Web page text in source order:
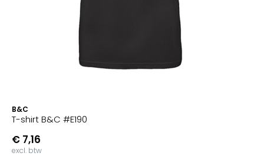
B&C
T-shirt B&C #E190
€ 7,16
excl. btw